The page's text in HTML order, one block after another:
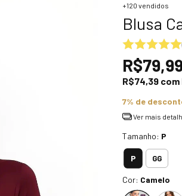
+120 vendidos
Blusa
R$79,99
R$74,39 com
7% de
Ver mais
Tamanho: P
P GG
Cor: Camelo